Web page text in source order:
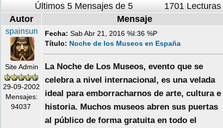
Últimos 5 Mensajes de 5
1701 Lecturas
Autor
Mensaje
spainsun
Site Admin
29-09-2002
Mensajes:
94037
Fecha: Sab Abr 21, 2016 %I:36 %P
Título: Noche de los Museos en España
La Noche de Los Museos, evento que se
celebra a nivel internacional, es una velada
ideal para emborracharnos de arte, cultura e
historia. Muchos museos abren sus puertas
al público de forma gratuita en todo el